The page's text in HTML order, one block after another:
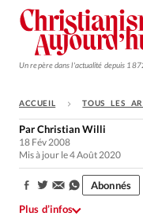
Un repère dans l'actualité depuis
Monde
Opinions
ACCUEIL TOUS LES
ParChristian Willi
18 Fév 2008
Mis à jour le 4 Août 2020
Partager:
Abonnés
Plus d’infos